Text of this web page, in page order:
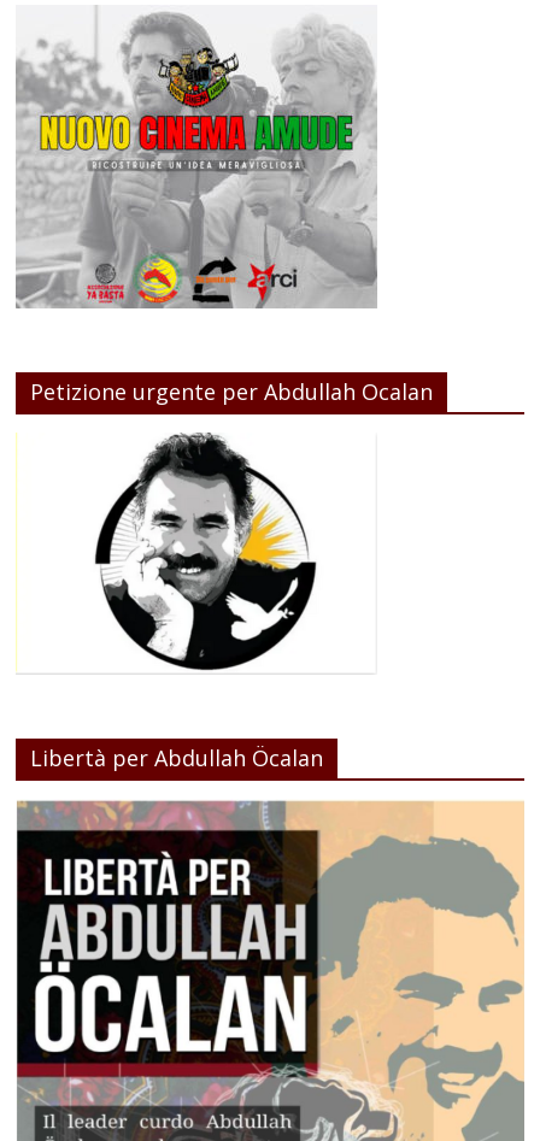
Petizione urgente per Abdullah Ocalan
Libertà per Abdullah Öcalan